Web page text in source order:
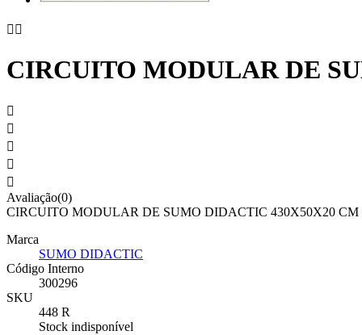
 
CIRCUITO MODULAR DE





Avaliação(0)
CIRCUITO MODULAR DE SUMO DIDACTIC 430X50X20
Marca
SUMO DIDACTIC
Código Interno
300296
SKU
448 R
Stock indisponível